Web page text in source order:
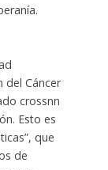
del Cáncer
crossnn
Esto es
que
de